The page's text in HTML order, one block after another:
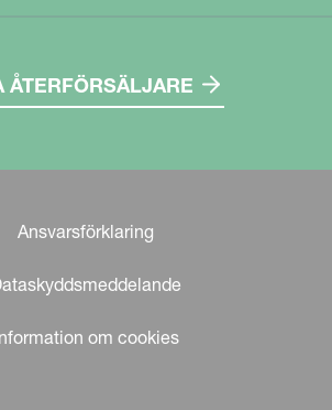
ÅTERFÖRSÄLJARE
Ansvarsförklaring
om cookies